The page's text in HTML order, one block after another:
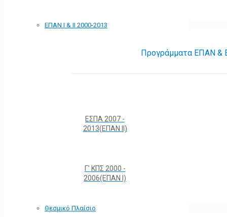
ΕΠΑΝ Ι & ΙΙ 2000-2013
Προγράμματα ΕΠΑΝ &
ΕΣΠΑ 2007 -
2013(ΕΠΑΝ ΙΙ)
Γ' ΚΠΣ 2000 -
2006(ΕΠΑΝ Ι)
Θεσμικό Πλαίσιο